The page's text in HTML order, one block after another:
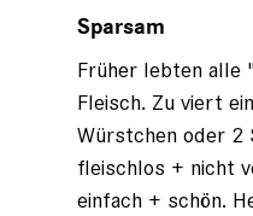
auf
Christine
Holch
Sparsam
Früher lebten alle
Fleisch. Zu viert
Würstchen oder
fleischlos + nicht
einfach + schön.